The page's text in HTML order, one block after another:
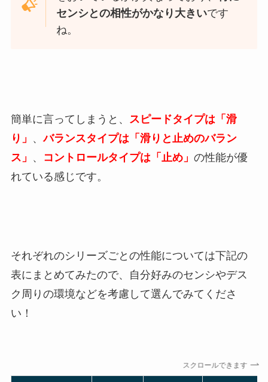
センシとの相性がかなり大きいです
ね。
簡単に言ってしまうと、
スピードタイプは「滑
り」 、バランスタイプは「滑りと止めのバラン
ス」 、 コントロールタイプは「止め」 の性能が優
れている感じです。
それぞれのシリーズごとの性能については下記の
表にまとめてみたので、自分好みのセンシやデス
ク周りの環境などを考慮して選んでみてくださ
い！
スクロールできます